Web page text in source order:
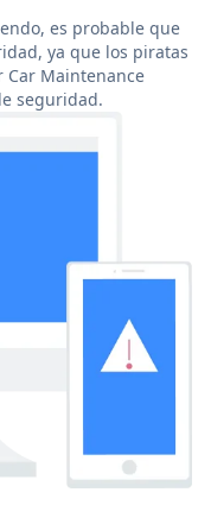
es probable que
ya que los piratas
Maintenance
seguridad.